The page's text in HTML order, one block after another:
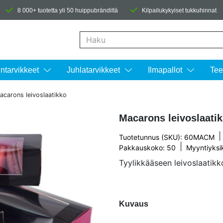
8 000+ tuotetta yli 50 huippubrändiltä Kilpailukykyiset tukkuhinnat
Juhlatarvikkeet Ilmapallot
leivoslaatikko
Macarons
Tuotetunnus (SKU): 60MACM
Pakkauskoko: 50
Tyylikkääseen
Kuvaus